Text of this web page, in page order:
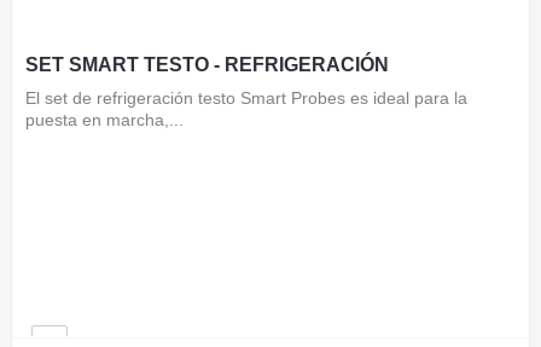
SET SMART TESTO - REFRIGERACIÓN
El set de refrigeración testo Smart Probes es ideal para la
puesta en marcha,...